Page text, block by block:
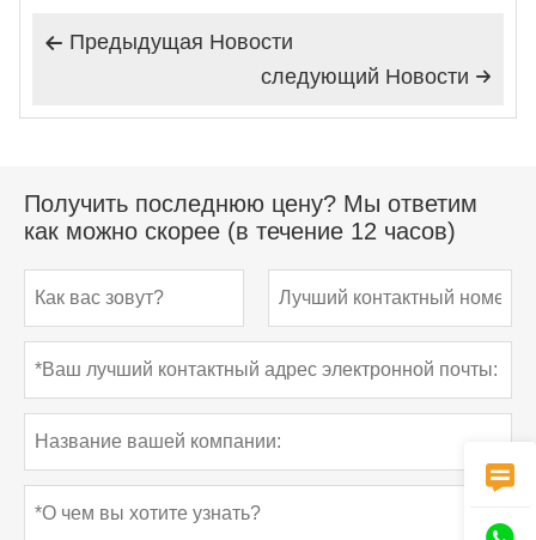
 Предыдущая Hовости

следующий Hовости
Получить последнюю цену? Мы ответим
как можно скорее (в течение 12 часов)
